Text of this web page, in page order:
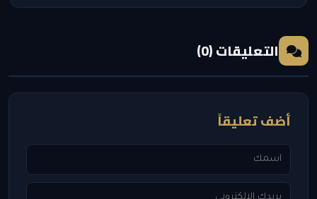
التعليقات (0)
أضف تعليقاً